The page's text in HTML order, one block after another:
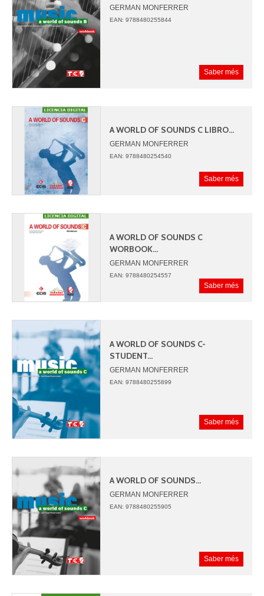
GERMAN MONFERRER
JUAN ANGEL PICAZO
EAN: 9788480255844
Saber més
A WORLD OF SOUNDS C LIBRO...
GERMAN MONFERRER
JUAN ANGEL PICAZO
EAN: 9788480254540
Saber més
A WORLD OF SOUNDS C
WORBOOK...
GERMAN MONFERRER
JUAN ANGEL PICAZO
EAN: 9788480254557
Saber més
A WORLD OF SOUNDS C-
STUDENT...
GERMAN MONFERRER
JUAN ANGEL PICAZO
EAN: 9788480255899
Saber més
A WORLD OF SOUNDS...
GERMAN MONFERRER
JUAN ANGEL PICAZO
EAN: 9788480255905
Saber més